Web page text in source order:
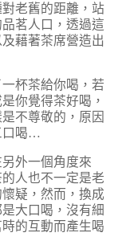
老舊的距離，站
茗人口，透過這
藉著茶席營造出
杯茶給你喝，若
你覺得茶好喝，
不尊敬的，原因
口喝…
外一個角度來
人也不一定是老
疑，然而，換成
大口喝，沒有細
的互動而產生喝